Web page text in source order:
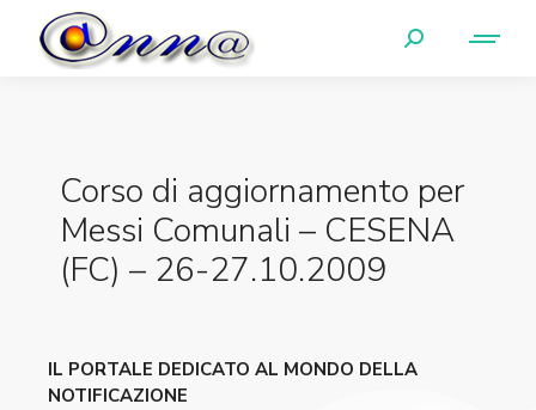
Corso di aggiornamento per
Messi Comunali – CESENA
(FC) – 26-27.10.2009
IL PORTALE DEDICATO AL MONDO DELLA
NOTIFICAZIONE